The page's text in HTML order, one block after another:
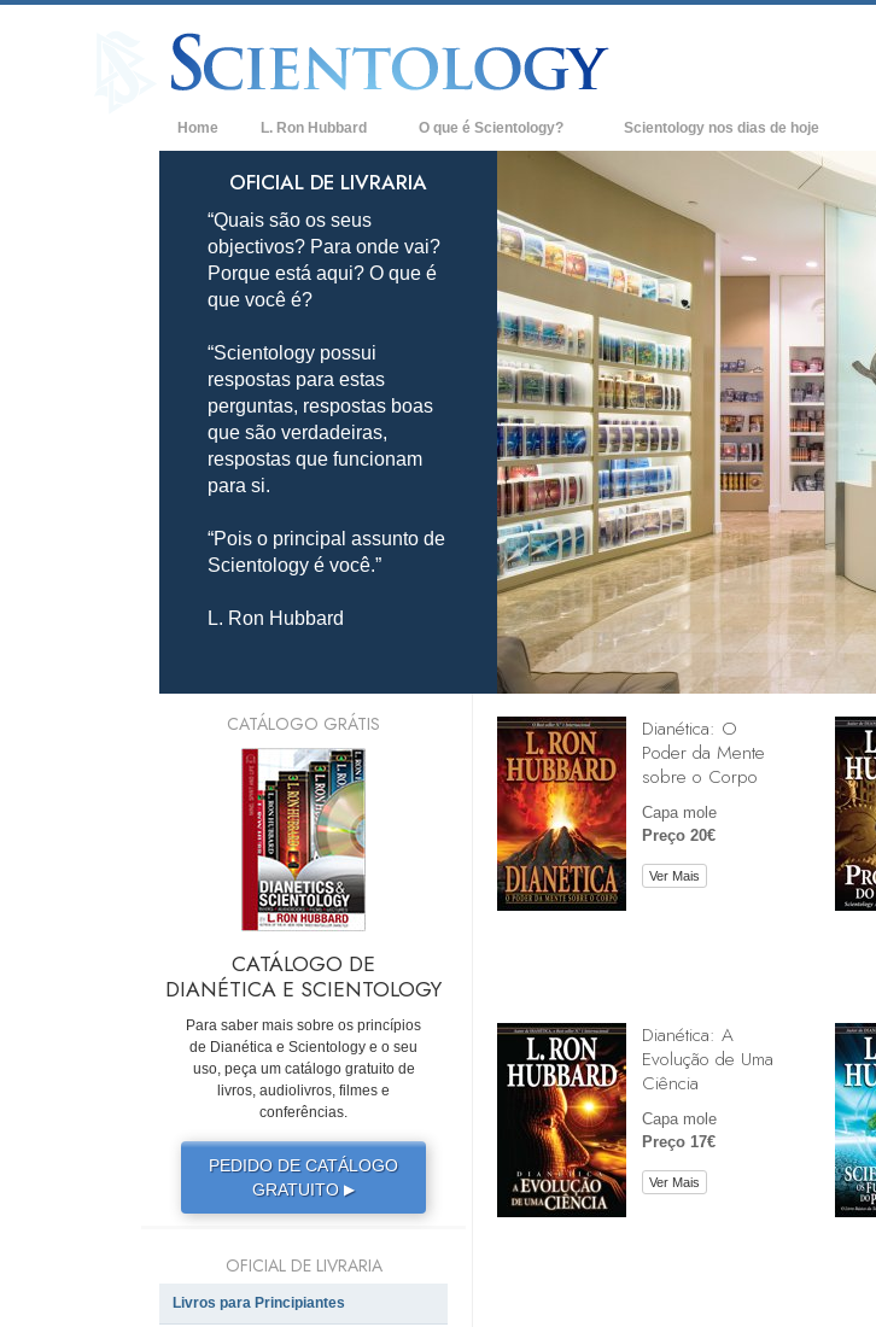
Home L. Ron Hubbard O que é Scientology?
Crenças e Práticas
Credos e Códigos de Scientology
Aquilo que os Scientologists Dizem
sobre Scientology
Conheça um Scientologist
Dentro duma Igreja
Os Princípios Básicos de Scientology
Uma Introdução a Dianética
Amor e Ódio –
O que é a Grandeza?
Scientology nos dias de hoje
Igrejas de Scientology
Novas Igrejas de Scientology
Organizações Avançadas
Base em Terra de Flag
Freewinds
A levar Scientology ao Mundo
David Miscavige - Líder Eclesiástico de
Scientology
OFICIAL DE LIVRARIA
“Quais são os seus
objectivos? Para onde vai?
Porque está aqui? O que é
que você é?
“Scientology possui
respostas para estas
perguntas, respostas boas
que são verdadeiras,
respostas que funcionam
para si.
“Pois o principal assunto de
Scientology é você.”
L. Ron Hubbard
Dianética: O
Poder da Mente
sobre o Corpo
Capa mole
Preço 20€
Ver Mais
Dianética: A
Evolução de Uma
Ciência
Capa mole
Preço 17€
Ver Mais
CATÁLOGO GRÁTIS
CATÁLOGO DE
DIANÉTICA E SCIENTOLOGY
Para saber mais sobre os princípios
de Dianética e Scientology e o seu
uso, peça um catálogo gratuito de
livros, audiolivros, filmes e
conferências.
PEDIDO DE CATÁLOGO
GRATUITO ▶
OFICIAL DE LIVRARIA
Livros para Principiantes